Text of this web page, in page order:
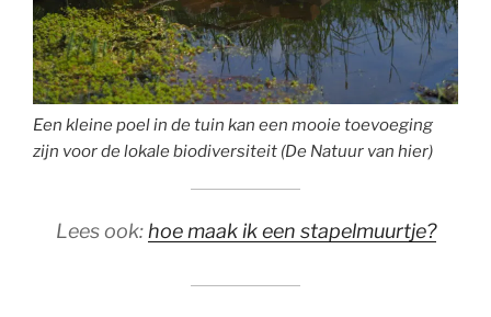
Een kleine poel in de tuin kan een mooie toevoeging
zijn voor de lokale biodiversiteit (De Natuur van hier)
Lees ook: hoe maak ik een stapelmuurtje?